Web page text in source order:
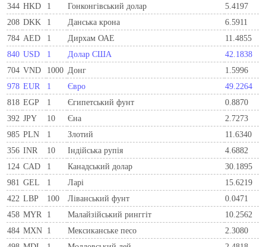
344 HKD 1 Гонконгівський долар
5.4197
208 DKK 1 Данська крона
6.5911
784 AED 1 Дирхам ОАЕ
11.4855
840 USD 1 Долар США
42.1838
704 VND 1000 Донг
1.5996
978 EUR 1 Євро
49.2264
818 EGP 1 Єгипетський фунт
0.8870
392 JPY 10 Єна
2.7273
985 PLN 1 Злотий
11.6340
356 INR 10 Індійська рупія
4.6882
124 CAD 1 Канадський долар
30.1895
981 GEL 1 Ларi
15.6219
422 LBP 100 Ліванський фунт
0.0471
458 MYR 1 Малайзійський ринггіт
10.2562
484 MXN 1 Мексиканське песо
2.3080